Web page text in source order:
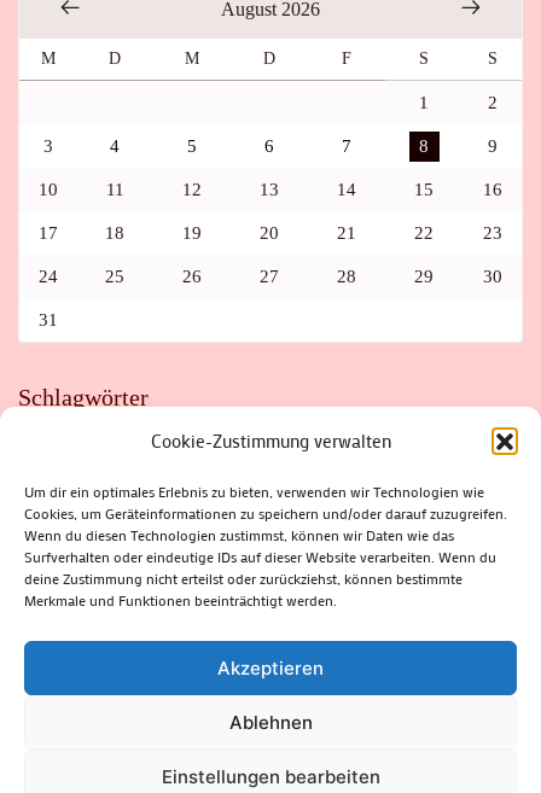
Cookie-Zustimmung verwalten
Um dir ein optimales Erlebnis zu bieten, verwenden wir Technologien wie
Cookies, um Geräteinformationen zu speichern und/oder darauf zuzugreifen.
Wenn du diesen Technologien zustimmst, können wir Daten wie das
Surfverhalten oder eindeutige IDs auf dieser Website verarbeiten. Wenn du
deine Zustimmung nicht erteilst oder zurückziehst, können bestimmte
Merkmale und Funktionen beeinträchtigt werden.
Akzeptieren
Ablehnen
Einstellungen bearbeiten
August 2026
M D M D F S S
1 2
3 4 5 6 7 8 9
10 11 12 13 14 15 16
17 18 19 20 21 22 23
24 25 26 27 28 29 30
31
Schlagwörter
FAHRRAD
FLOHMARKT FOLK GEWINNSPIEL
HITZE
HITZEFALLE AUTO
IRISH DANCE JAZZ
KABARETT
KINDER
KIRMES KLASSIK
KLEINE SUHLER REIHE
KRIMI
KULTUR LESUNG LOTTO
MEININGEN
PARASITEN
PILZE SCHLEUSINGEN
SCHULWEG
SOMMERFERIEN
SPORT SRH
STADTFEST
STADTMARKETING
STRASSENSPERRUNG
SUHL
SUHLER FRÜHLING
SUHLER STADTMARKETING
THÜRINGER WALD
ZELLA-MEHLIS
(c) Rhön-Rennsteig-Verlag 2024. Alle Rechte vorbehalten.